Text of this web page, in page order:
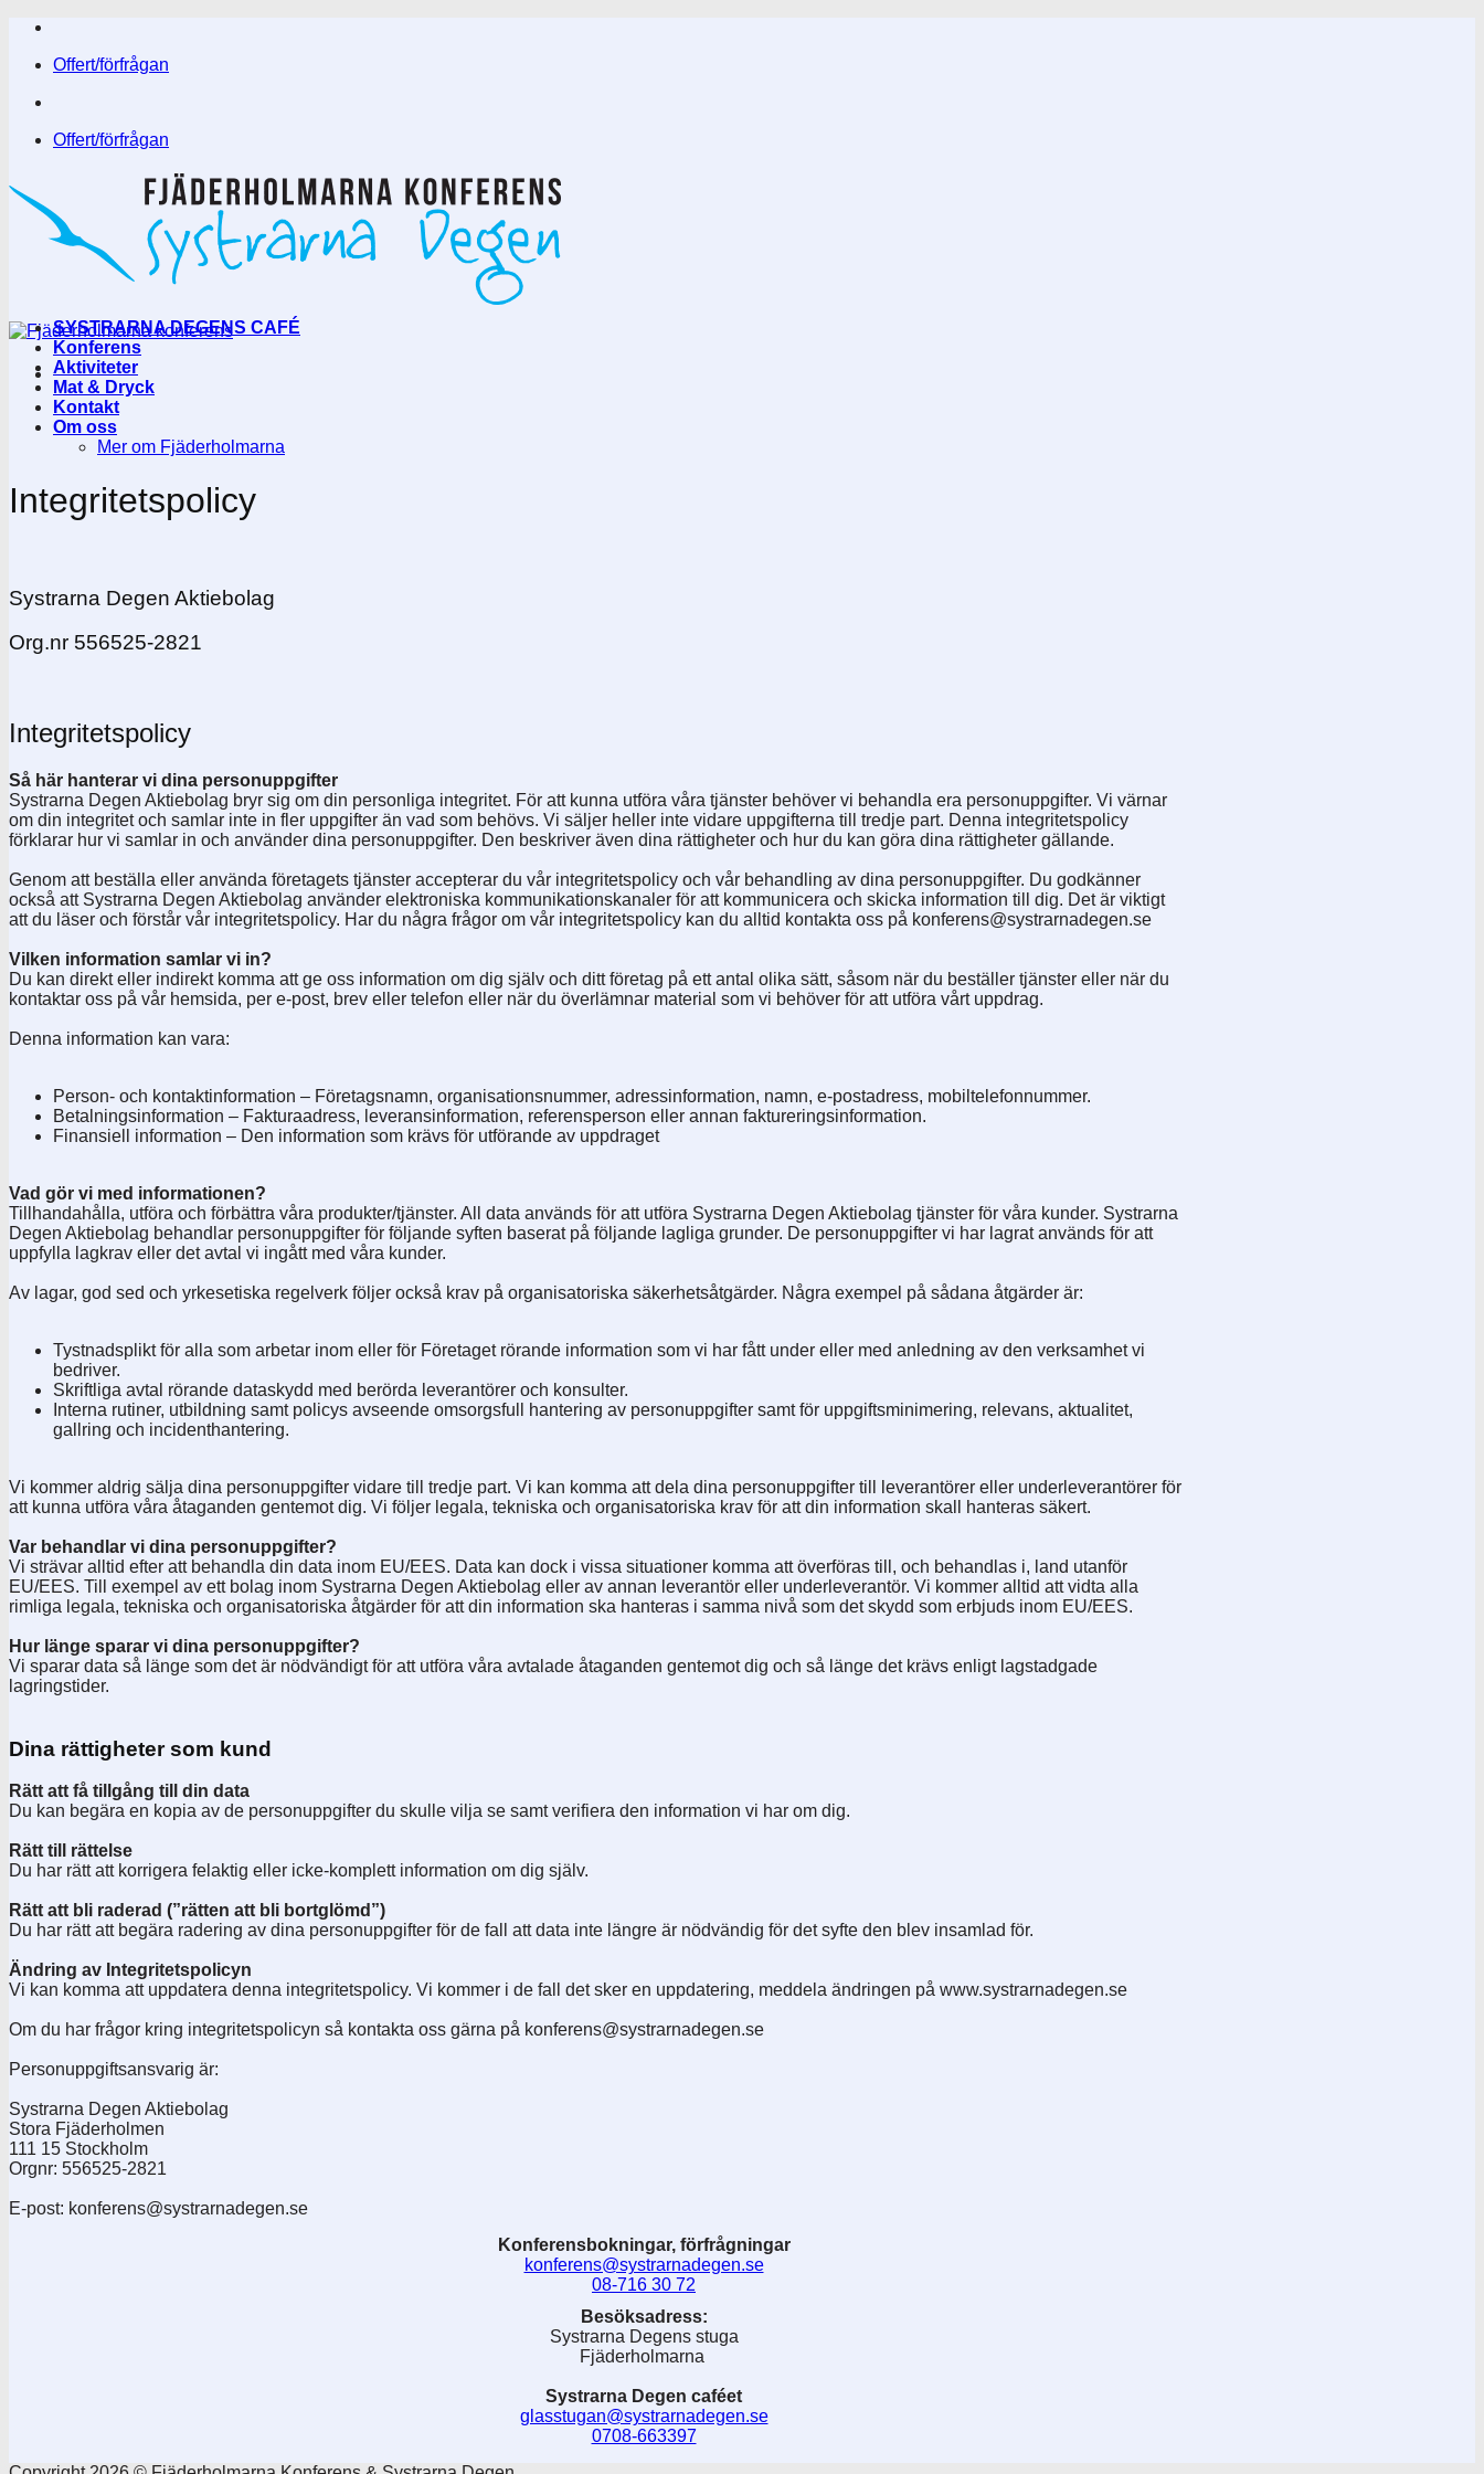
Skip
contentOffert/förfrågan
Offert/förfrågan
SYSTRARNA DEGENS CAFÉ
Konferens
Aktiviteter
Mat & Dryck
Kontakt
Om oss
Mer om Fjäderholmarna
Integritetspolicy
Systrarna Degen Aktiebolag
Org.nr 556525-2821
Integritetspolicy
Så här hanterar vi dina personuppgifter
Systrarna Degen Aktiebolag bryr sig om din personliga integritet. För att kunna utföra våra tjänster behöver vi behandla era personuppgifter. Vi värnar
om din integritet och samlar inte in fler uppgifter än vad som behövs. Vi säljer heller inte vidare uppgifterna till tredje part. Denna integritetspolicy
förklarar hur vi samlar in och använder dina personuppgifter. Den beskriver även dina rättigheter och hur du kan göra dina rättigheter gällande.
Genom att beställa eller använda företagets tjänster accepterar du vår integritetspolicy och vår behandling av dina personuppgifter. Du godkänner
också att Systrarna Degen Aktiebolag använder elektroniska kommunikationskanaler för att kommunicera och skicka information till dig. Det är viktigt
att du läser och förstår vår integritetspolicy. Har du några frågor om vår integritetspolicy kan du alltid kontakta oss på konferens@systrarnadegen.se
Vilken information samlar vi in?
Du kan direkt eller indirekt komma att ge oss information om dig själv och ditt företag på ett antal olika sätt, såsom när du beställer tjänster eller när du
kontaktar oss på vår hemsida, per e-post, brev eller telefon eller när du överlämnar material som vi behöver för att utföra vårt uppdrag.
Denna information kan vara:
Person- och kontaktinformation – Företagsnamn, organisationsnummer, adressinformation, namn, e-postadress, mobiltelefonnummer.
Betalningsinformation – Fakturaadress, leveransinformation, referensperson eller annan faktureringsinformation.
Finansiell information – Den information som krävs för utförande av uppdraget
Vad gör vi med informationen?
Tillhandahålla, utföra och förbättra våra produkter/tjänster. All data används för att utföra Systrarna Degen Aktiebolag tjänster för våra kunder. Systrarna
Degen Aktiebolag behandlar personuppgifter för följande syften baserat på följande lagliga grunder. De personuppgifter vi har lagrat används för att
uppfylla lagkrav eller det avtal vi ingått med våra kunder.
Av lagar, god sed och yrkesetiska regelverk följer också krav på organisatoriska säkerhetsåtgärder. Några exempel på sådana åtgärder är:
Tystnadsplikt för alla som arbetar inom eller för Företaget rörande information som vi har fått under eller med anledning av den verksamhet vi
bedriver.
Skriftliga avtal rörande dataskydd med berörda leverantörer och konsulter.
Interna rutiner, utbildning samt policys avseende omsorgsfull hantering av personuppgifter samt för uppgiftsminimering, relevans, aktualitet,
gallring och incidenthantering.
Vi kommer aldrig sälja dina personuppgifter vidare till tredje part. Vi kan komma att dela dina personuppgifter till leverantörer eller underleverantörer för
att kunna utföra våra åtaganden gentemot dig. Vi följer legala, tekniska och organisatoriska krav för att din information skall hanteras säkert.
Var behandlar vi dina personuppgifter?
Vi strävar alltid efter att behandla din data inom EU/EES. Data kan dock i vissa situationer komma att överföras till, och behandlas i, land utanför
EU/EES. Till exempel av ett bolag inom Systrarna Degen Aktiebolag eller av annan leverantör eller underleverantör. Vi kommer alltid att vidta alla
rimliga legala, tekniska och organisatoriska åtgärder för att din information ska hanteras i samma nivå som det skydd som erbjuds inom EU/EES.
Hur länge sparar vi dina personuppgifter?
Vi sparar data så länge som det är nödvändigt för att utföra våra avtalade åtaganden gentemot dig och så länge det krävs enligt lagstadgade
lagringstider.
Dina rättigheter som kund
Rätt att få tillgång till din data
Du kan begära en kopia av de personuppgifter du skulle vilja se samt verifiera den information vi har om dig.
Rätt till rättelse
Du har rätt att korrigera felaktig eller icke-komplett information om dig själv.
Rätt att bli raderad (”rätten att bli bortglömd”)
Du har rätt att begära radering av dina personuppgifter för de fall att data inte längre är nödvändig för det syfte den blev insamlad för.
Ändring av Integritetspolicyn
Vi kan komma att uppdatera denna integritetspolicy. Vi kommer i de fall det sker en uppdatering, meddela ändringen på www.systrarnadegen.se
Om du har frågor kring integritetspolicyn så kontakta oss gärna på konferens@systrarnadegen.se
Personuppgiftsansvarig är:
Systrarna Degen Aktiebolag
Stora Fjäderholmen
111 15 Stockholm
Orgnr: 556525-2821
E-post: konferens@systrarnadegen.se
Konferensbokningar, förfrågningar
konferens@systrarnadegen.se
08-716 30 72
Besöksadress:
Systrarna Degens stuga
Fjäderholmarna
Systrarna Degen caféet
glasstugan@systrarnadegen.se
0708-663397